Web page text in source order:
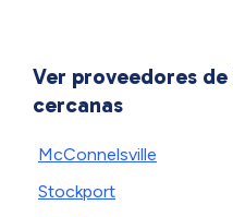
Ver proveedores
cercanas
McConnelsville
Stockport